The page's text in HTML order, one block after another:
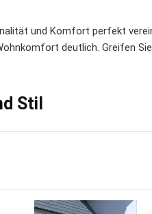
und Komfort perfekt
deutlich. Greifen
Stil